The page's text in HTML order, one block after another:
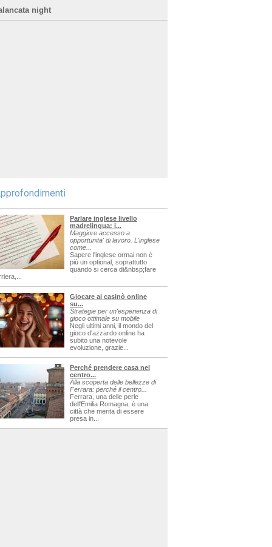
night
Parlare inglese livello
madrelingua: i...
Maggiore accesso a
opportunita' di lavoro. L'inglese
come...
Sapere l'inglese ormai non è
più un optional, soprattutto
quando si cerca di&nbsp;fare
Giocare ai casinò online
su...
Strategie per un'esperienza di
gioco ottimale su mobile
Negli ultimi anni, il mondo del
gioco d'azzardo online ha
subito una notevole
evoluzione, grazie...
Perché prendere casa nel
centro...
Alla scoperta delle bellezze di
Ferrara: perché il centro...
Ferrara, una delle perle
dell'Emilia Romagna, è una
città che merita di essere
presa in...